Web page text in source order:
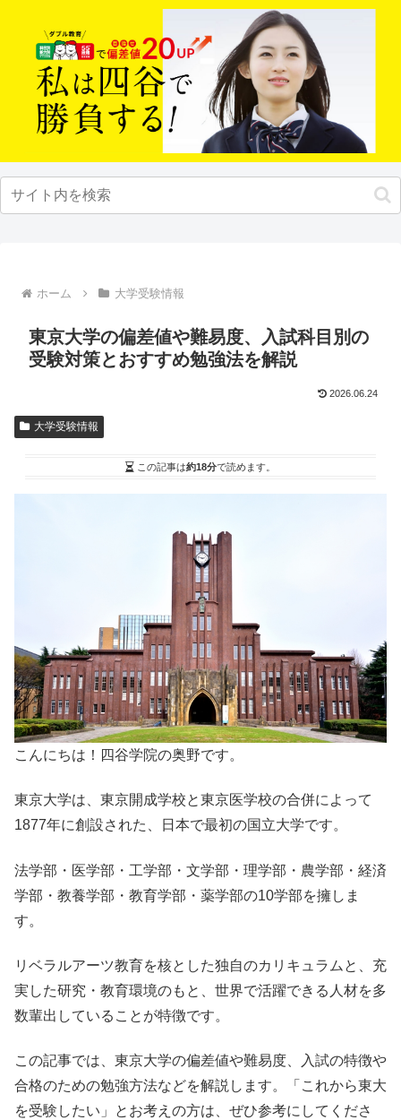
ホーム 大学受験情報
東京大学の偏差値や難易度、入試科目別の
受験対策とおすすめ勉強法を解説
2026.06.24
大学受験情報
この記事は約18分で読めます。
こんにちは！四谷学院の奥野です。
東京大学は、東京開成学校と東京医学校の合併によって
1877年に創設された、日本で最初の国立大学です。
法学部・医学部・工学部・文学部・理学部・農学部・経済
学部・教養学部・教育学部・薬学部の10学部を擁しま
す。
リベラルアーツ教育を核とした独自のカリキュラムと、充
実した研究・教育環境のもと、世界で活躍できる人材を多
数輩出していることが特徴です。
この記事では、東京大学の偏差値や難易度、入試の特徴や
合格のための勉強方法などを解説します。「これから東大
を受験したい」とお考えの方は、ぜひ参考にしてくださ